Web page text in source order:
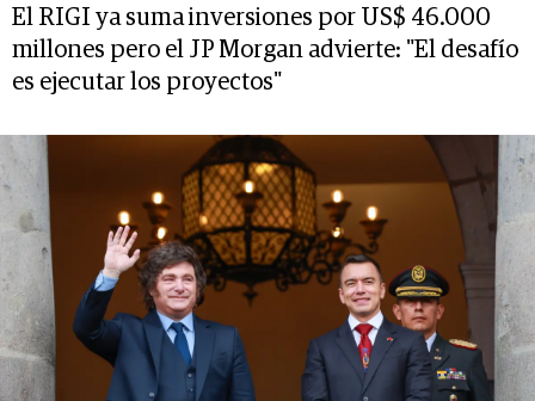
El RIGI ya suma inversiones por US$ 46.000
millones pero el JP Morgan advierte: "El desafío
es ejecutar los proyectos"